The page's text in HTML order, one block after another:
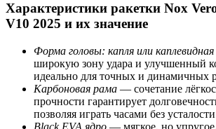
Характеристики ракетки Nox
V10 2025 и их значение
Форма головы: капля или каплевидная
широкую зону удара и улучшенный
идеально для точных и динамичных
Карбоновая рама — сочетание
прочности гарантирует
позволяя играть часами без
Black EVA ядро — мягкое, но